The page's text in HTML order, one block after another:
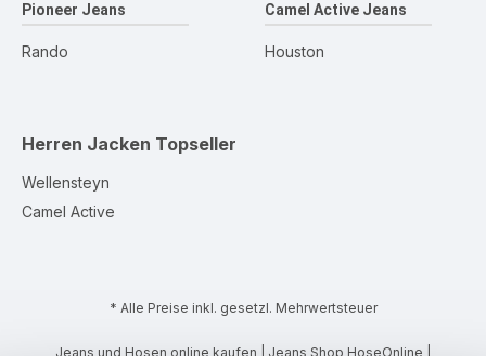
Pioneer Jeans
Rando
Camel Active Jeans
Houston
Herren Jacken Topseller
Wellensteyn
Camel Active
* Alle Preise inkl. gesetzl. Mehrwertsteuer
Jeans und Hosen online kaufen | Jeans Shop HoseOnline |